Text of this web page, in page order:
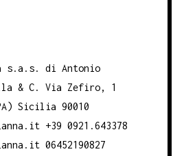
s.a.s. di Antonio
& C. Via Zefiro, 1
Sicilia 90010
+39 0921.643378
06452190827